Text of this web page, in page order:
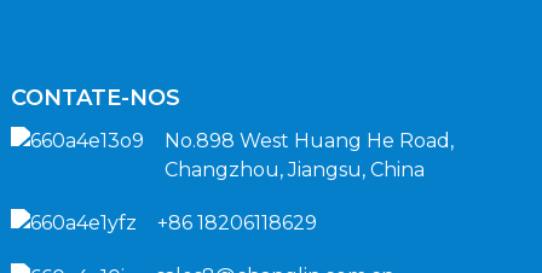
CONTATE-NOS
No.898 West Huang He Road,
Changzhou, Jiangsu, China
+86 18206118629